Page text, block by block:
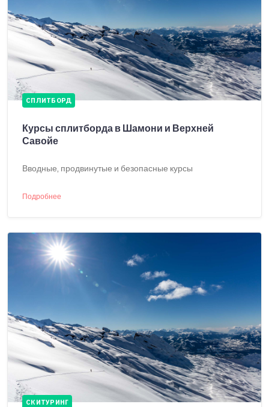
СПЛИТБОРД
Курсы сплитборда в Шамони и Верхней
Савойе
Вводные, продвинутые и безопасные курсы
Подробнее
СКИТУРИНГ